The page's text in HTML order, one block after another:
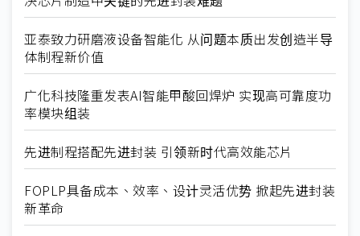
亚泰致力研磨液设备智能化 从问题本质出发创造半导
体制程新价值
广化科技隆重发表AI智能甲酸回焊炉 实现高可靠度功
率模块组装
先进制程搭配先进封装 引领新时代高效能芯片
FOPLP具备成本、效率、设计灵活优势 掀起先进封装
新革命